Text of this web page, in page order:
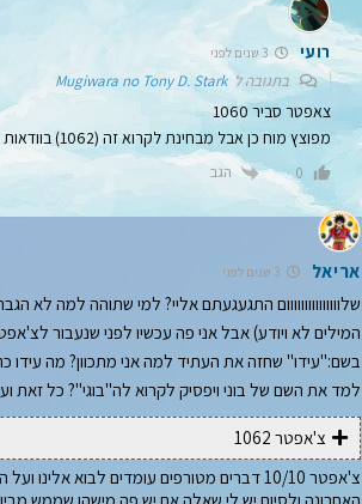
רועי
בתגובה לMugiwara no Tony D. Stark
צאפטר סביר 1060
מפוצץ מוח כן אבל מבחינת לקרוא זה (1062) בוודאות יותר טוב
0 הגב
אריאל 3 שנים לפני
שלווווווווווווווום התגעגעתם אליי? למי שתוהה למה לא
המילים לא ויודע) אבל אני פה עכשיו לפני שנעבור
בשם:"עידו" שחזה את העתיד למה אני מתכוון? מה עידו
למד את השם של בוני ויפסיק לקרוא לה"בוגי"? כל זאת
צ'אפטר 1062
צ'אפטר 10/10 דברים מטורפים עומדים לבוא
האחרונה ולסיום יש לי שאלה אם יש פה מישהו שממש